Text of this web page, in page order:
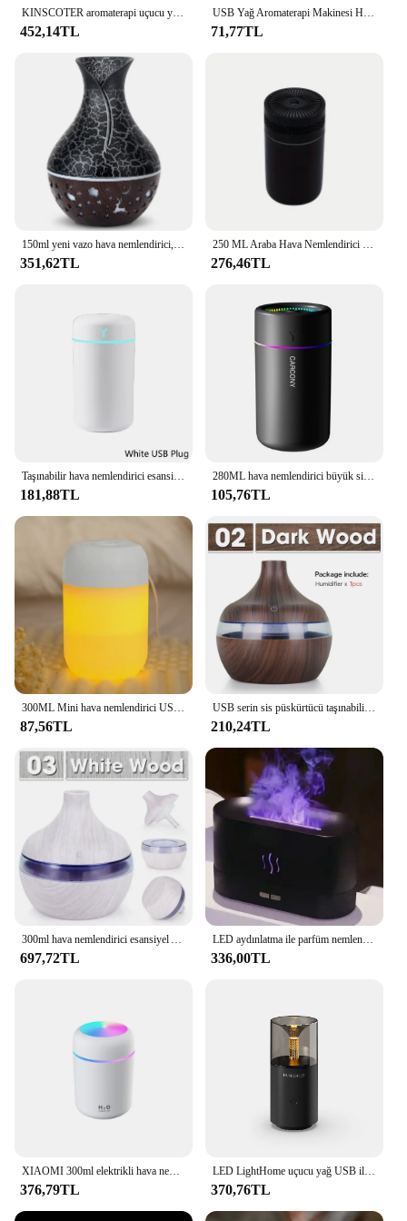
KINSCOTER aromaterapi uçucu yağ koku difüzör, elektrikli USB Aroma YAYICI, Mini yatak odası ultrasonik hava nemlendirici
452,14TL
USB Yağ Aromaterapi Makinesi Hava Temizleme Otomatik Difüzör Koku Giderme Koku Nemlendirici Ofis Yatak Odası Ev Ticari
71,77TL
150ml yeni vazo hava nemlendirici, oyuklu ahşap tahıl aromaterapi uçucu yağ difüzör, 7-renkli LED ışıklar
351,62TL
250 ML Araba Hava Nemlendirici Taşınabilir Mini Sprey Sisli Nemlendirici LED Işık ile USB Powered Uçucu Yağ Diferansiyel Yatak Odası ve Seyahat için
276,46TL
181,88TL
280ML hava nemlendirici büyük sis hacmi renkli atmosfer ışığı sessiz ev araba için Aroma YAYICI uçucu yağlar aromaterapi
105,76TL
87,56TL
USB serin sis püskürtücü taşınabilir 300ml elektrikli hava nemlendirici ev araba için renkli gece işık ile Aroma yağı difüzörü
210,24TL
697,72TL
LED aydınlatma ile parfüm nemlendirici ultrasonik hava nemlendirici simülasyon renkli alev koku uçucu yağ alev lambası
336,00TL
376,79TL
LED LightHome uçucu yağ USB ile Mini taşınabilir araba aromaterapi ofis masası difüzör elektrikli Aroma hava nemlendirici difüzör
370,76TL